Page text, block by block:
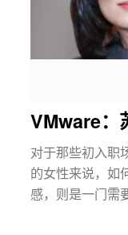
VMware：
对于那些初入职
的女性来说，如
感，则是一门需